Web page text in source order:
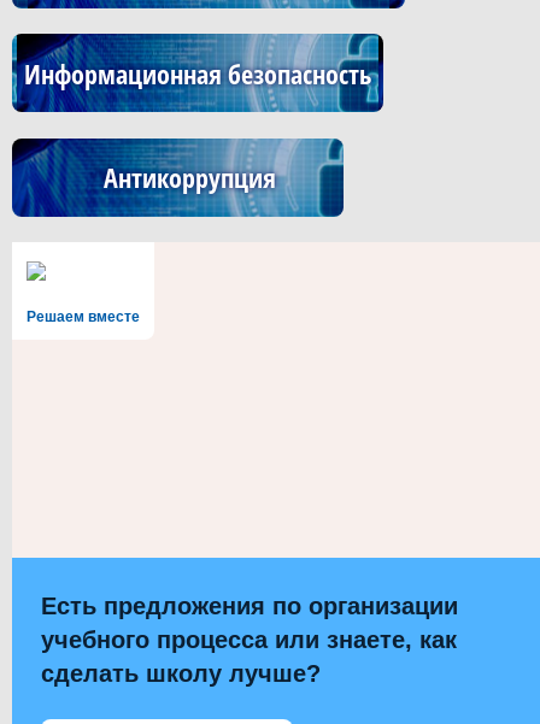
Информационная безопасность
Антикоррупция
Решаем вместе
Есть предложения по организации
учебного процесса или знаете, как
сделать школу лучше?